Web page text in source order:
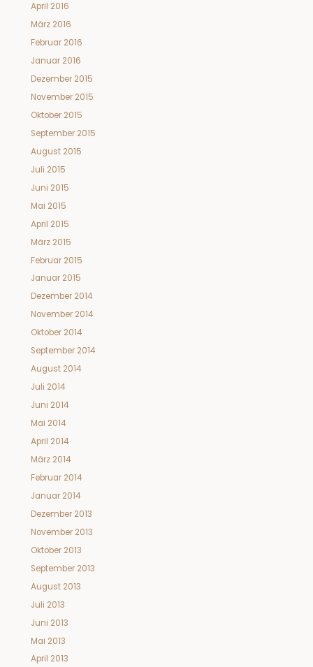
April 2016
März 2016
Februar 2016
Januar 2016
Dezember 2015
November 2015
Oktober 2015
September 2015
August 2015
Juli 2015
Juni 2015
Mai 2015
April 2015
März 2015
Februar 2015
Januar 2015
Dezember 2014
November 2014
Oktober 2014
September 2014
August 2014
Juli 2014
Juni 2014
Mai 2014
April 2014
März 2014
Februar 2014
Januar 2014
Dezember 2013
November 2013
Oktober 2013
September 2013
August 2013
Juli 2013
Juni 2013
Mai 2013
April 2013